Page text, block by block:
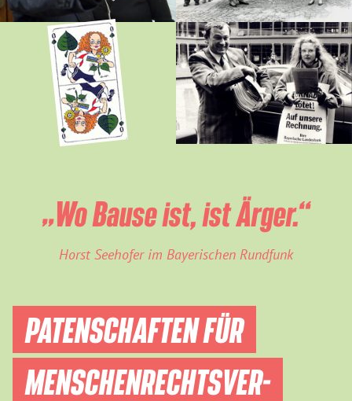
„Wo Bause ist, ist Ärger.“
Horst Seehofer im Bayerischen Rundfunk
PATENSCHAFTEN FÜR
MENSCHEN­RECHTS­VER­